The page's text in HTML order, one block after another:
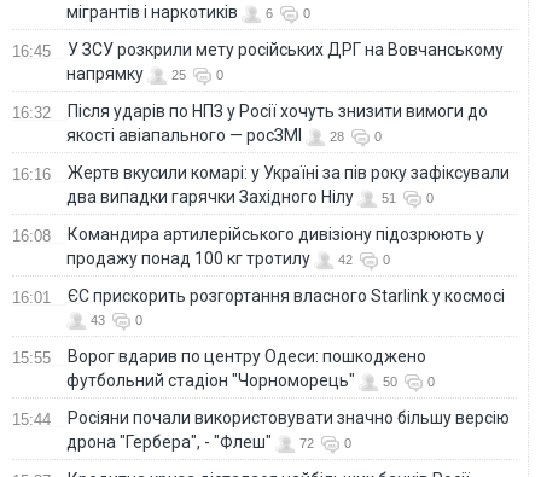
мігрантів і наркотиків
6 0
16:45
У ЗСУ розкрили мету російських ДРГ на Вовчанському
напрямку
25 0
16:32
Після ударів по НПЗ у Росії хочуть знизити вимоги до
якості авіапального — росЗМІ
28 0
16:16
Жертв вкусили комарі: у Україні за пів року зафіксували
два випадки гарячки Західного Нілу
51 0
16:08
Командира артилерійського дивізіону підозрюють у
продажу понад 100 кг тротилу
42 0
16:01 ЄС прискорить розгортання власного Starlink у космосі
43 0
15:55
Ворог вдарив по центру Одеси: пошкоджено
футбольний стадіон "Чорноморець"
50 0
15:44
Росіяни почали використовувати значно більшу версію
дрона "Гербера", - "Флеш"
72 0